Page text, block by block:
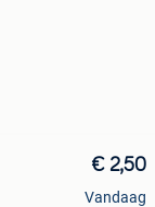
€ 2,50
Vandaag